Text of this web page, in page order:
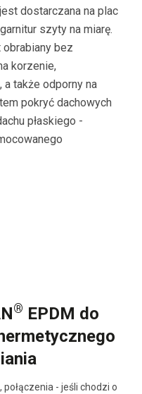
dostarczana na plac
szyty na miarę.
obrabiany bez
korzenie,
także odporny na
pokryć dachowych
płaskiego -
® EPDM do
połączenia - jeśli chodzi o